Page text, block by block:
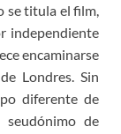
se titula el film,
independiente
encaminarse
Londres. Sin
diferente de
de